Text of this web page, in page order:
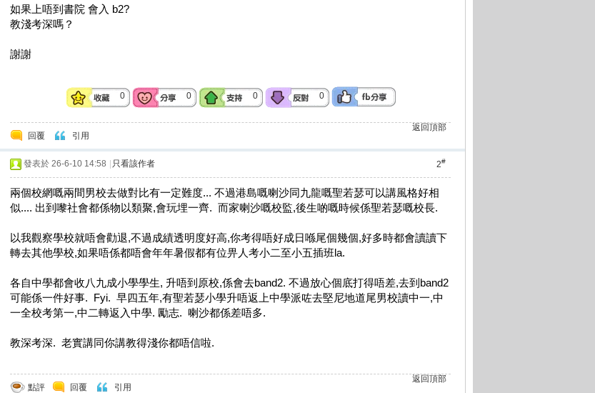
如果上唔到書院 會入 b2?
教淺考深嗎？
謝謝
0 0 0 0
回覆 引用
返回頂部
2#
發表於 26-6-10 14:58 只看該作者
兩個校網嘅兩間男校去做對比有一定難度... 不過港島嘅喇沙同九龍嘅聖若瑟可以講風格好相
似.... 出到嚟社會都係物以類聚,會玩埋一齊. 而家喇沙嘅校監,後生啲嘅時候係聖若瑟嘅校長.
以我觀察學校就唔會勸退,不過成績透明度好高,你考得唔好成日喺尾個幾個,好多時都會讀讀下
轉去其他學校,如果唔係都唔會年年暑假都有位畀人考小二至小五插班la.
各自中學都會收八九成小學學生, 升唔到原校,係會去band2. 不過放心個底打得唔差,去到band2
可能係一件好事. Fyi. 早四五年,有聖若瑟小學升唔返上中學派咗去堅尼地道尾男校讀中一,中
一全校考第一,中二轉返入中學. 勵志. 喇沙都係差唔多.
教深考深. 老實講同你講教得淺你都唔信啦.
點評 回覆 引用
返回頂部